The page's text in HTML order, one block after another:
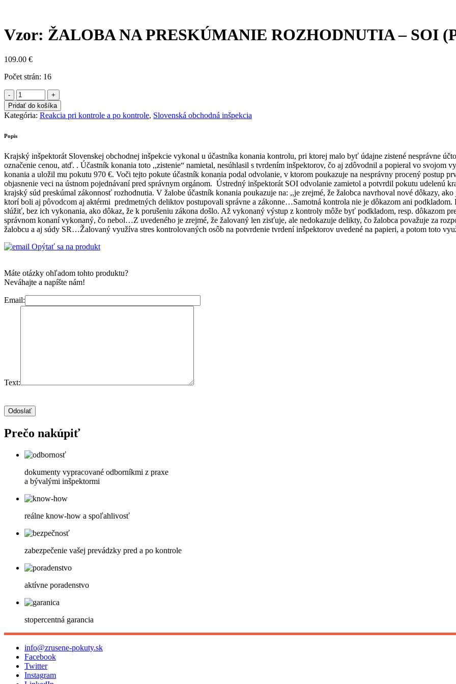
Vzor: ŽALOBA NA PRESKÚMANIE ROZHODNUTIA – SOI
109.00 €
Počet strán: 16
Pridať do košíka
Kategória: Reakcia pri kontrole a po kontrole, Slovenská obchodná inšpekcia
Popis
Krajský inšpektorát Slovenskej obchodnej inšpekcie vykonal u účastníka konania kontrolu, pri ktorej malo byť údajne zistené nesprávne
označenie cenou, atď. . Účastník konania toto ,,zistenie“ namietal, nesúhlasil s tvrdením inšpektorov, čo aj zdôvodnil a popieral vo svojom
konania a uložil mu pokutu 970 €. Voči tejto pokute účastník konania podal odvolanie, v ktorom poukazuje na nesprávny procený postup
objasnenie veci na ústnom pojednávaní pred správnym orgánom. Ústredný inšpektorát SOI odvolanie zamietol a potvrdil pokutu udelenú
krajský súd preskúmal zákonnosť rozhodnutia. V žalobe účastník konania poukazuje na: ,,je zrejmé, že žalobca navrhoval nové dôkazy,
ktorí boli aj pôvodcom aj aktérmi predmetných deliktov postupovali správne a zákonne…Samotná kontrola nie je dôkazom ani
slúžiť, bez ich vykonania, ako dôkaz, že k porušeniu zákona došlo. Až vykonaný výstup z kontroly môže byť podkladom, resp. dôkazom
správnom konaní vykonaný, čo nebol…Z uvedeného je zrejmé, že žalovaný len zisťuje, ale nedokazuje delikty, čo žalobca považuje za
žalobcu a aj súdy SR…Žalovaný využíva stres kontrolovaných osôb na potvrdenie tvrdení inšpektorov uvedené na papieri, a potom toto
Opýtať sa na produkt
Máte otázky ohľadom tohto produktu?
Neváhajte a napíšte nám!
Email:
Text:
Prečo nakúpiť
dokumenty vypracované odborníkmi z praxe
a bývalými inšpektormi
reálne know-how a spoľahlivosť
zabezpečenie vašej prevádzky pred a po kontrole
aktívne poradenstvo
stopercentná garancia
info@zrusene-pokuty.sk
Facebook
Twitter
Instagram